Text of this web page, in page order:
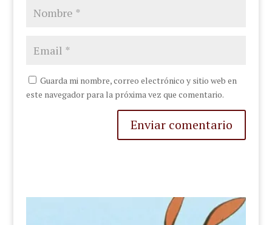
Guarda mi nombre, correo electrónico y sitio web en
este navegador para la próxima vez que comentario.
Enviar comentario